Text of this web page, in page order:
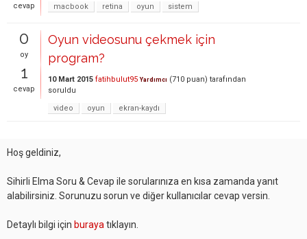
cevap
macbook
retina oyun sistem
0
oy
1
cevap
Oyun videosunu çekmek için
program?
10 Mart 2015 fatihbulut95 Yardımcı (710 puan) tarafından
soruldu
video
oyun ekran-kaydı
Hoş geldiniz,
Sihirli Elma Soru & Cevap ile sorularınıza en kısa zamanda yanıt
alabilirsiniz. Sorunuzu sorun ve diğer kullanıcılar cevap versin.
Detaylı bilgi için buraya tıklayın.